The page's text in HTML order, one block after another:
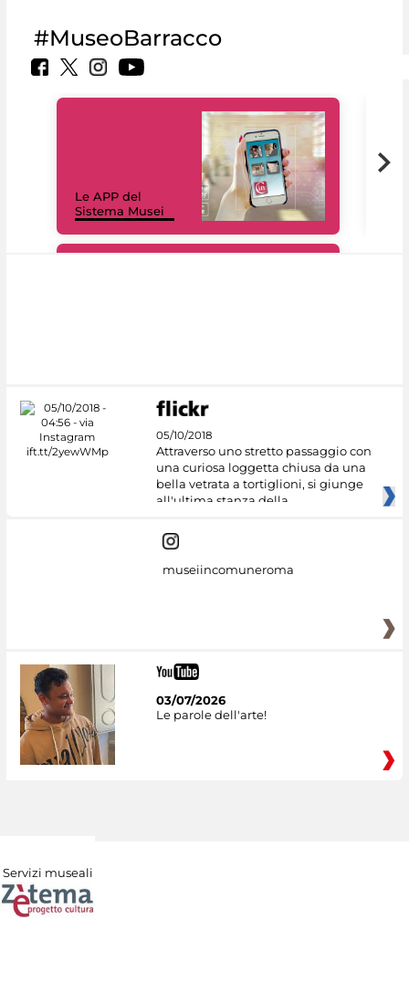
#MuseoBarracco
Le APP del
Sistema Musei
05/10/2018
Attraverso uno stretto passaggio con
una curiosa loggetta chiusa da una
bella vetrata a tortiglioni, si giunge
all'ultima stanza della
museiincomuneroma
03/07/2026
Le parole dell'arte!
Servizi museali